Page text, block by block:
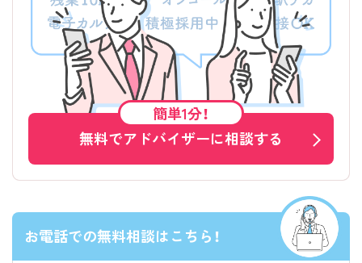
簡単1分！
無料でアドバイザーに相談する
お電話での無料相談はこちら！